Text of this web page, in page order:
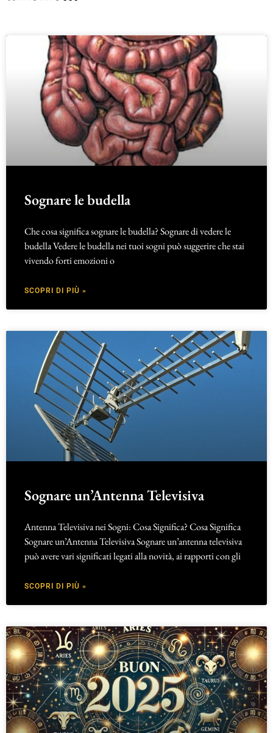
Sognare le budella
Che cosa significa sognare le budella? Sognare di vedere le
budella Vedere le budella nei tuoi sogni può suggerire che stai
vivendo forti emozioni o
SCOPRI DI PIÙ »
Sognare un’Antenna Televisiva
Antenna Televisiva nei Sogni: Cosa Significa? Cosa Significa
Sognare un’Antenna Televisiva Sognare un’antenna televisiva
può avere vari significati legati alla novità, ai rapporti con gli
SCOPRI DI PIÙ »